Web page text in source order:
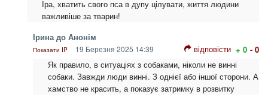
Іра, хватить свого пса в дупу цілувати, життя людини
важливіше за тварин!
Ірина до Анонім
Показати IP 19 Березня 2025 14:39 відповісти + 0 - 0
Як правило, в ситуаціях з собаками, ніколи не винні
собаки. Завжди люди винні. З однієї або іншої сторони. А
хамство не красить, а показує затримку в розвитку